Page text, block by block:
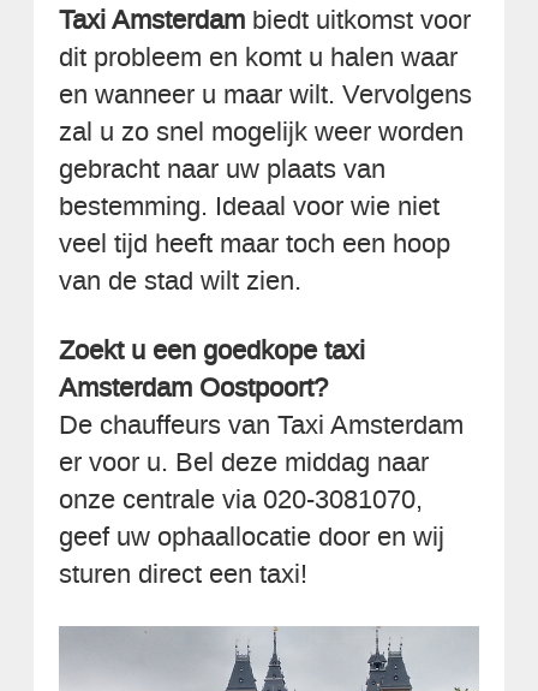
Taxi Amsterdam biedt uitkomst voor
dit probleem en komt u halen waar
en wanneer u maar wilt. Vervolgens
zal u zo snel mogelijk weer worden
gebracht naar uw plaats van
bestemming. Ideaal voor wie niet
veel tijd heeft maar toch een hoop
van de stad wilt zien.
Zoekt u een goedkope taxi
Amsterdam Oostpoort?
De chauffeurs van Taxi Amsterdam
er voor u. Bel deze middag naar
onze centrale via 020-3081070,
geef uw ophaallocatie door en wij
sturen direct een taxi!